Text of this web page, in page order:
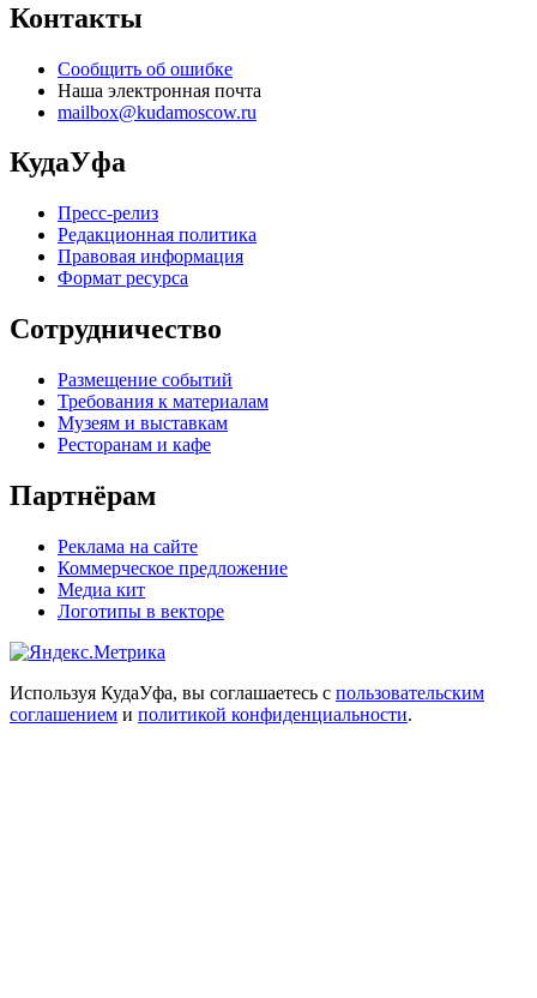
Контакты
Сообщить об ошибке
Наша электронная почта
mailbox@kudamoscow.ru
КудаУфа
Пресс-релиз
Редакционная политика
Правовая информация
Формат ресурса
Сотрудничество
Размещение событий
Требования к материалам
Музеям и выставкам
Ресторанам и кафе
Партнёрам
Реклама на сайте
Коммерческое предложение
Медиа кит
Логотипы в векторе
Используя КудаУфа, вы соглашаетесь с пользовательским
соглашением и политикой конфиденциальности.